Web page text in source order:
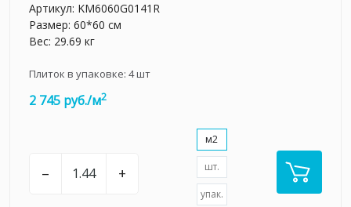
Артикул: KM6060G0141R
Размер: 60*60 см
Вес: 29.69 кг
Плиток в упаковке: 4шт
2 745 руб./м2
– +
м2
шт.
упак.